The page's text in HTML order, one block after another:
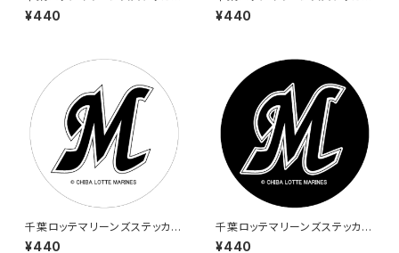
4
¥440
1
¥440
千葉ロッテマリーンズステッカー
5
¥440
千葉ロッテマリーンズステッカー
6
¥440